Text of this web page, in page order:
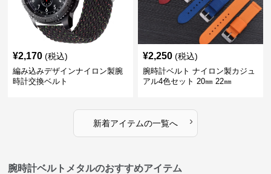
¥2,170 (税込)
編み込みデザインナイロン製腕
時計交換ベルト
¥2,250 (税込)
腕時計ベルト ナイロン製カジュ
アル4色セット 20㎜ 22㎜
新着アイテムの一覧へ ›
腕時計ベルトメタルのおすすめアイテム